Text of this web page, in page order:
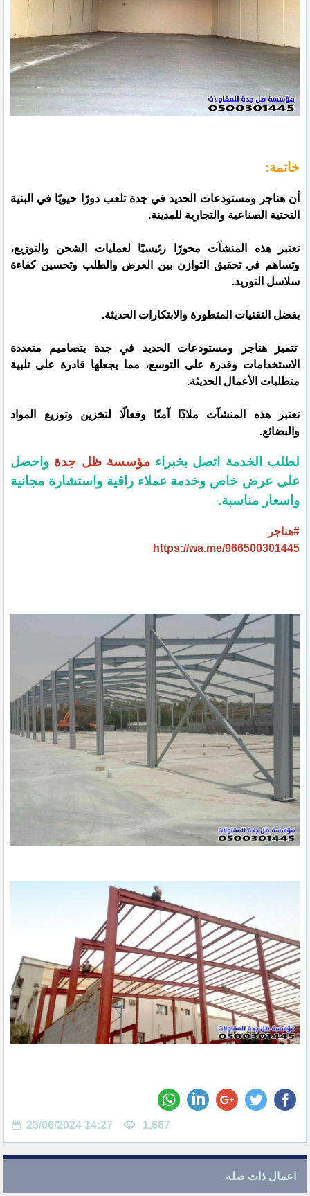
خاتمة:
أن هناجر ومستودعات الحديد في جدة تلعب دورًا حيويًا في البنية
التحتية الصناعية والتجارية للمدينة.
تعتبر هذه المنشآت محورًا رئيسيًا لعمليات الشحن والتوزيع،
وتساهم في تحقيق التوازن بين العرض والطلب وتحسين كفاءة
سلاسل التوريد.
بفضل التقنيات المتطورة والابتكارات الحديثة.
تتميز هناجر ومستودعات الحديد في جدة بتصاميم متعددة
الاستخدامات وقدرة على التوسع، مما يجعلها قادرة على تلبية
متطلبات الأعمال الحديثة.
تعتبر هذه المنشآت ملاذًا آمنًا وفعالًا لتخزين وتوزيع المواد
والبضائع.
لطلب الخدمة اتصل بخبراءمؤسسة ظل جدة واحصل
على عرض خاص وخدمة عملاء راقية واستشارة مجانية
واسعار مناسبة.
#هناجر
https://wa.me/966500301445
23/06/2024 14:27 1,667
اعمال ذات صله